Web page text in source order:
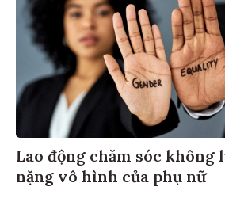
Lao động chăm sóc không
nặng vô hình của phụ nữ